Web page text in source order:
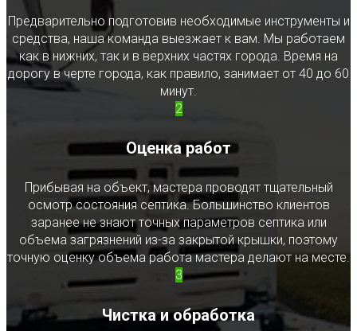
Предварительно подготовив необходимые инструменты и
средства, наша команда выезжает к вам. Мы работаем
как в нижних, так и в верхних частях города. Время на
дорогу в черте города, как правило, занимает от 40 до 60
минут.
2
Оценка работ
Прибывая на объект, мастера проводят тщательный
осмотр состояния септика. Большинство клиентов
заранее не знают точных параметров септика или
объема загрязнений из-за закрытой крышки, поэтому
точную оценку объема работа мастера делают на месте.
3
Чистка и обработка